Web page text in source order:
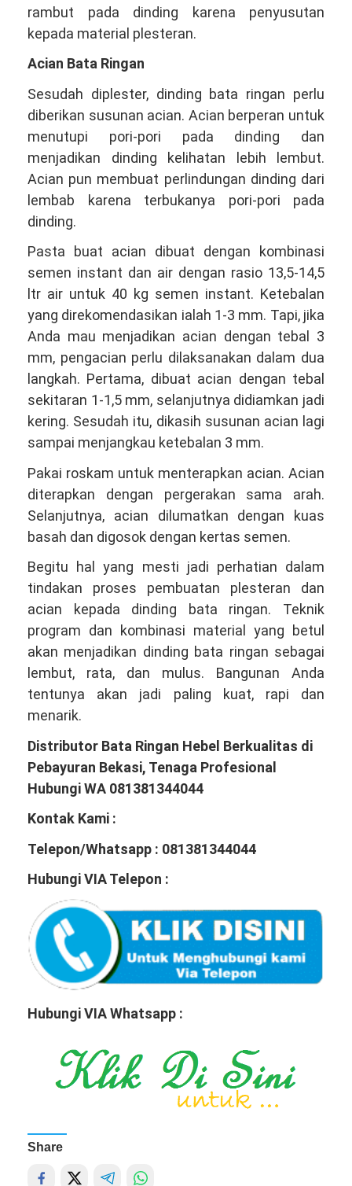
rambut pada dinding karena penyusutan
kepada material plesteran.
Acian Bata Ringan
Sesudah diplester, dinding bata ringan perlu
diberikan susunan acian. Acian berperan untuk
menutupi pori-pori pada dinding dan
menjadikan dinding kelihatan lebih lembut.
Acian pun membuat perlindungan dinding dari
lembab karena terbukanya pori-pori pada
dinding.
Pasta buat acian dibuat dengan kombinasi
semen instant dan air dengan rasio 13,5-14,5
ltr air untuk 40 kg semen instant. Ketebalan
yang direkomendasikan ialah 1-3 mm. Tapi, jika
Anda mau menjadikan acian dengan tebal 3
mm, pengacian perlu dilaksanakan dalam dua
langkah. Pertama, dibuat acian dengan tebal
sekitaran 1-1,5 mm, selanjutnya didiamkan jadi
kering. Sesudah itu, dikasih susunan acian lagi
sampai menjangkau ketebalan 3 mm.
Pakai roskam untuk menterapkan acian. Acian
diterapkan dengan pergerakan sama arah.
Selanjutnya, acian dilumatkan dengan kuas
basah dan digosok dengan kertas semen.
Begitu hal yang mesti jadi perhatian dalam
tindakan proses pembuatan plesteran dan
acian kepada dinding bata ringan. Teknik
program dan kombinasi material yang betul
akan menjadikan dinding bata ringan sebagai
lembut, rata, dan mulus. Bangunan Anda
tentunya akan jadi paling kuat, rapi dan
menarik.
Distributor Bata Ringan Hebel Berkualitas di
Pebayuran Bekasi, Tenaga Profesional
Hubungi WA 081381344044
Kontak Kami :
Telepon/Whatsapp : 081381344044
Hubungi VIA Telepon :
Hubungi VIA Whatsapp :
Share